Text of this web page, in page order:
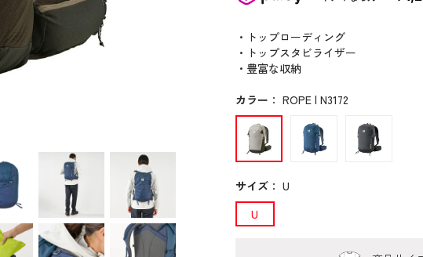
・トップローディング
・トップスタビライザー
・豊富な収納
カラー ： ROPE | N3172
サイズ： U
U